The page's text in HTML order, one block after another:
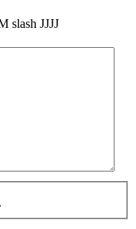
slash JJJJ